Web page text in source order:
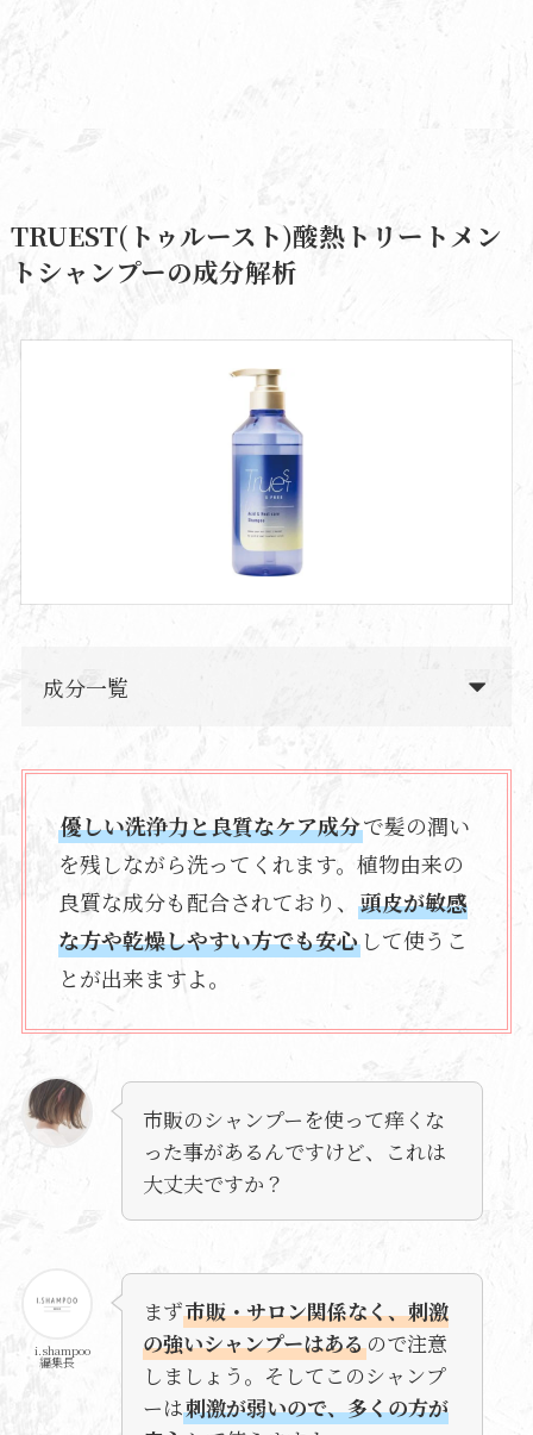
TRUEST(トゥルースト)酸熱トリートメン
トシャンプーの成分解析
成分一覧
優しい洗浄力と良質なケア成分で髪の潤い
を残しながら洗ってくれます。植物由来の
良質な成分も配合されており、 頭皮が敏感
な方や乾燥しやすい方でも安心して使うこ
とが出来ますよ。
市販のシャンプーを使って痒くな
った事があるんですけど、これは
大丈夫ですか？
i.shampoo
編集長
まず市販・サロン関係なく、刺激
の強いシャンプーはあるので注意
しましょう。そしてこのシャンプ
ーは刺激が弱いので、多くの方が